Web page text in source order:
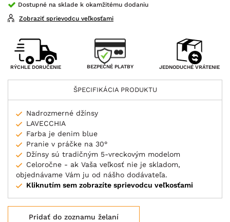
Dostupné na sklade k okamžitému dodaniu
Zobraziť sprievodcu veľkosťami
RÝCHLE DORUČENIE BEZPEČNÉ PLATBY JEDNODUCHÉ VRÁTENIE
ŠPECIFIKÁCIA PRODUKTU
Nadrozmerné džínsy
LAVECCHIA
Farba je denim blue
Pranie v práčke na 30°
Džínsy sú tradičným 5-vreckovým modelom
Celoročne - ak Vaša veľkosť nie je skladom,
objednávame Vám ju od nášho dodávateľa.
Kliknutím sem zobrazíte sprievodcu veľkosťami
Pridať do zoznamu želaní